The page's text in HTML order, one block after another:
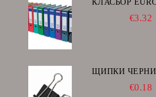
КЛАСЬОР
€3.32
ЩИПКИ
€0.18